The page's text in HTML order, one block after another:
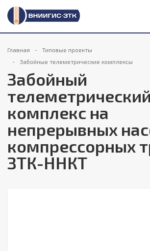
Главная
Типовые проекты
Забойные телеметрические комплексы
Забойный
телеметрический
комплекс на
непрерывных
компрессорных
ЗТК-ННКТ